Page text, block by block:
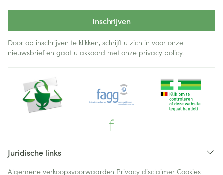
Inschrijven
Door op inschrijven te klikken, schrijft u zich in voor onze
nieuwsbrief en gaat u akkoord met onze privacy policy.
Juridische links
Algemene verkoopsvoorwaarden Privacy disclaimer Cookies